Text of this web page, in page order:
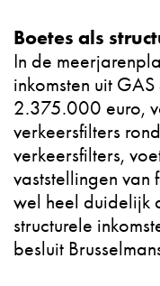
Boetes als
In de
inkomsten uit
2.375.000 euro,
verkeersfilters
verkeersfilters,
vaststellingen van
wel heel duidelijk
structurele
besluit